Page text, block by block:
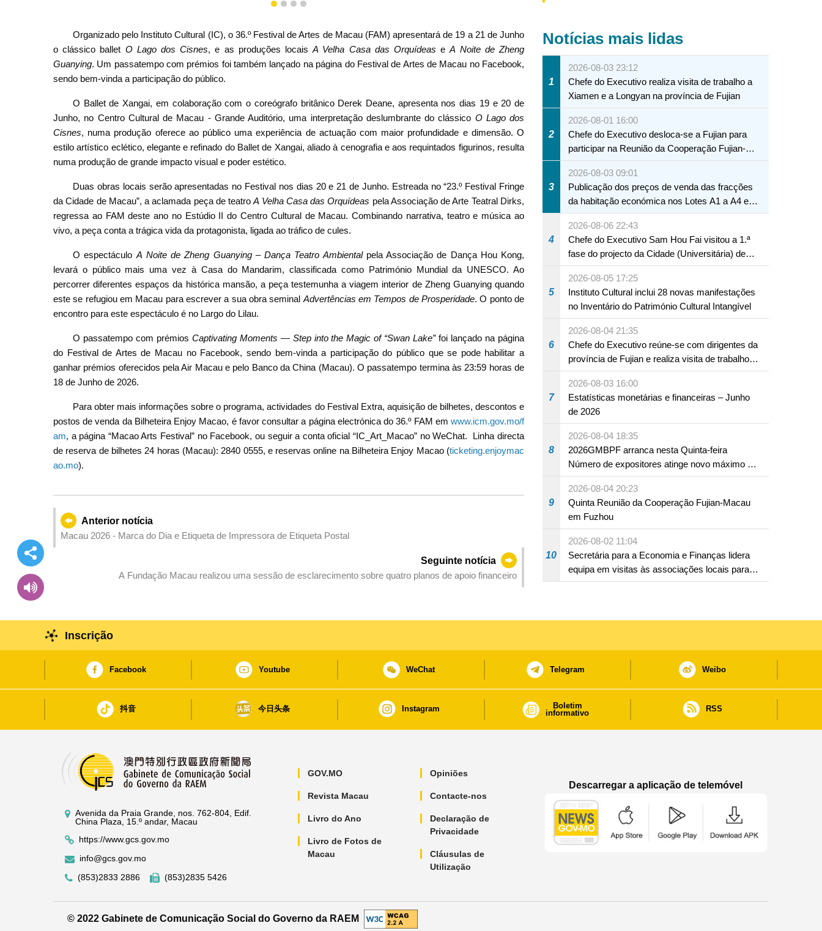
1 2 3 4
Organizado pelo Instituto Cultural (IC), o 36.º Festival de Artes de Macau (FAM) apresentará de 19 a 21 de Junho
o clássico ballet O Lago dos Cisnes, e as produções locaisA Velha Casa das Orquídeas eA Noite de Zheng
Guanying. Um passatempo com prémios foi também lançado na página do Festival de Artes de Macau no Facebook,
sendo bem-vinda a participação do público.
O Ballet de Xangai, em colaboração com o coreógrafo britânico Derek Deane, apresenta nos dias 19 e 20 de
Junho, no Centro Cultural de Macau - Grande Auditório, uma interpretação deslumbrante do clássico O Lago dos
Cisnes, numa produção oferece ao público uma experiência de actuação com maior profundidade e dimensão. O
estilo artístico eclético, elegante e refinado do Ballet de Xangai, aliado à cenografia e aos requintados figurinos, resulta
numa produção de grande impacto visual e poder estético.
Duas obras locais serão apresentadas no Festival nos dias 20 e 21 de Junho. Estreada no “23.º Festival Fringe
da Cidade de Macau”, a aclamada peça de teatroA Velha Casa das Orquídeas pela Associação de Arte Teatral Dirks,
regressa ao FAM deste ano no Estúdio II do Centro Cultural de Macau. Combinando narrativa, teatro e música ao
vivo, a peça conta a trágica vida da protagonista, ligada ao tráfico de cules.
O espectáculoA Noite de Zheng Guanying – Dança Teatro Ambientalpela Associação de Dança Hou Kong,
levará o público mais uma vez à Casa do Mandarim, classificada como Património Mundial da UNESCO. Ao
percorrer diferentes espaços da histórica mansão, a peça testemunha a viagem interior de Zheng Guanying quando
este se refugiou em Macau para escrever a sua obra seminalAdvertências em Tempos de Prosperidade. O ponto de
encontro para este espectáculo é no Largo do Lilau.
O passatempo com prémios Captivating Moments — Step into the Magic of “Swan Lake”foi lançado na página
do Festival de Artes de Macau no Facebook, sendo bem-vinda a participação do público que se pode habilitar a
ganhar prémios oferecidos pela Air Macau e pelo Banco da China (Macau). O passatempo termina às 23:59 horas de
18 de Junho de 2026.
Para obter mais informações sobre o programa, actividades do Festival Extra, aquisição de bilhetes, descontos e
postos de venda da Bilheteira Enjoy Macao, é favor consultar a página electrónica do 36.º FAM em www.icm.gov.mo/f
am, a página “Macao Arts Festival” no Facebook, ou seguir a conta oficial “IC_Art_Macao” no WeChat. Linha directa
de reserva de bilhetes 24 horas (Macau): 2840 0555, e reservas online na Bilheteira Enjoy Macao (ticketing.enjoymac
ao.mo).
Anterior notícia
Macau 2026 - Marca do Dia e Etiqueta de Impressora de Etiqueta Postal
Seguinte notícia
A Fundação Macau realizou uma sessão de esclarecimento sobre quatro planos de apoio financeiro
Notícias mais lidas
1
2026-08-03 23:12
Chefe do Executivo realiza visita de trabalho a
Xiamen e a Longyan na província de Fujian
2
2026-08-01 16:00
Chefe do Executivo desloca-se a Fujian para
participar na Reunião da Cooperação Fujian-
Macau
3
2026-08-03 09:01
Publicação dos preços de venda das fracções
da habitação económica nos Lotes A1 a A4 e
A12 da Zona A dos Novos Aterros
4
2026-08-06 22:43
Chefe do Executivo Sam Hou Fai visitou a 1.ª
fase do projecto da Cidade (Universitária) de
Educação Internacional de Macau e Hengqin
5
2026-08-05 17:25
Instituto Cultural inclui 28 novas manifestações
no Inventário do Património Cultural Intangível
6
2026-08-04 21:35
Chefe do Executivo reúne-se com dirigentes da
província de Fujian e realiza visita de trabalho
em Fuzhou
7
2026-08-03 16:00
Estatísticas monetárias e financeiras – Junho
de 2026
8
2026-08-04 18:35
2026GMBPF arranca nesta Quinta-feira
Número de expositores atinge novo máximo em
18 anos
9
2026-08-04 20:23
Quinta Reunião da Cooperação Fujian-Macau
em Fuzhou
10
2026-08-02 11:04
Secretária para a Economia e Finanças lidera
equipa em visitas às associações locais para
consolidar consensos e promover os trabalhos
Inscrição
Facebook Youtube WeChat Telegram Weibo
抖音 今日头条 Instagram
Boletim
informativo
RSS
Avenida da Praia Grande, nos. 762-804, Edif.
China Plaza, 15.º andar, Macau
https://www.gcs.gov.mo
info@gcs.gov.mo
(853)2833 2886
(853)2835 5426
GOV.MO
Revista Macau
Livro do Ano
Livro de Fotos de
Macau
Opiniões
Contacte-nos
Declaração de
Privacidade
Cláusulas de
Utilização
Descarregar a aplicação de telemóvel
© 2022 Gabinete de Comunicação Social do Governo da RAEM